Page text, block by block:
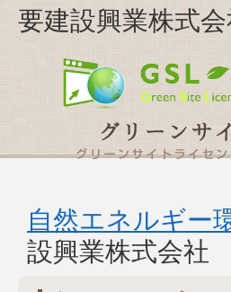
要建設興業株式
自然エネルギー
設興業株式会社